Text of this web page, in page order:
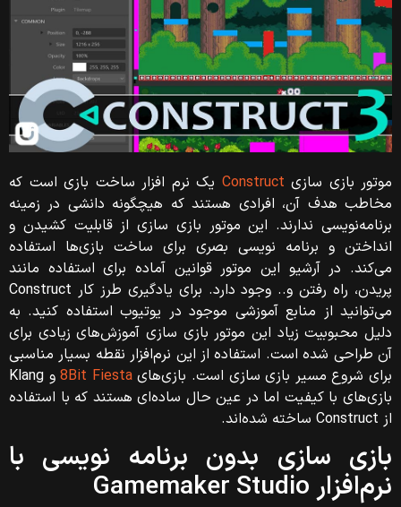
موتور بازی سازی Constructیک نرم‌ افزار ساخت بازی است که
مخاطب هدف آن، افرادی هستند که هیچگونه دانشی در زمینه
برنامه‌نویسی ندارند. این موتور بازی سازی از قابلیت کشیدن و
انداختن و برنامه نویسی بصری برای ساخت بازی‌ها استفاده
می‌کند. در آرشیو این موتور قوانین آماده برای استفاده مانند
پریدن، راه رفتن و.. وجود دارد. برای یادگیری طرز کار Construct
می‌توانید از منابع آموزشی موجود در یوتیوب استفاده کنید. به
دلیل محبوبیت زیاد این موتور بازی سازی آموزش‌های زیادی برای
آن طراحی شده است. استفاده از این نرم‌افزار نقطه بسیار مناسبی
برای شروع مسیر بازی سازی است. بازی‌های 8Bit Fiesta
و Klang
بازی‌های با کیفیت اما در عین حال ساده‌ای هستند که با استفاده
از Construct ساخته شده‌اند.
بازی سازی بدون برنامه نویسی با
نرم‌افزار Gamemaker Studio